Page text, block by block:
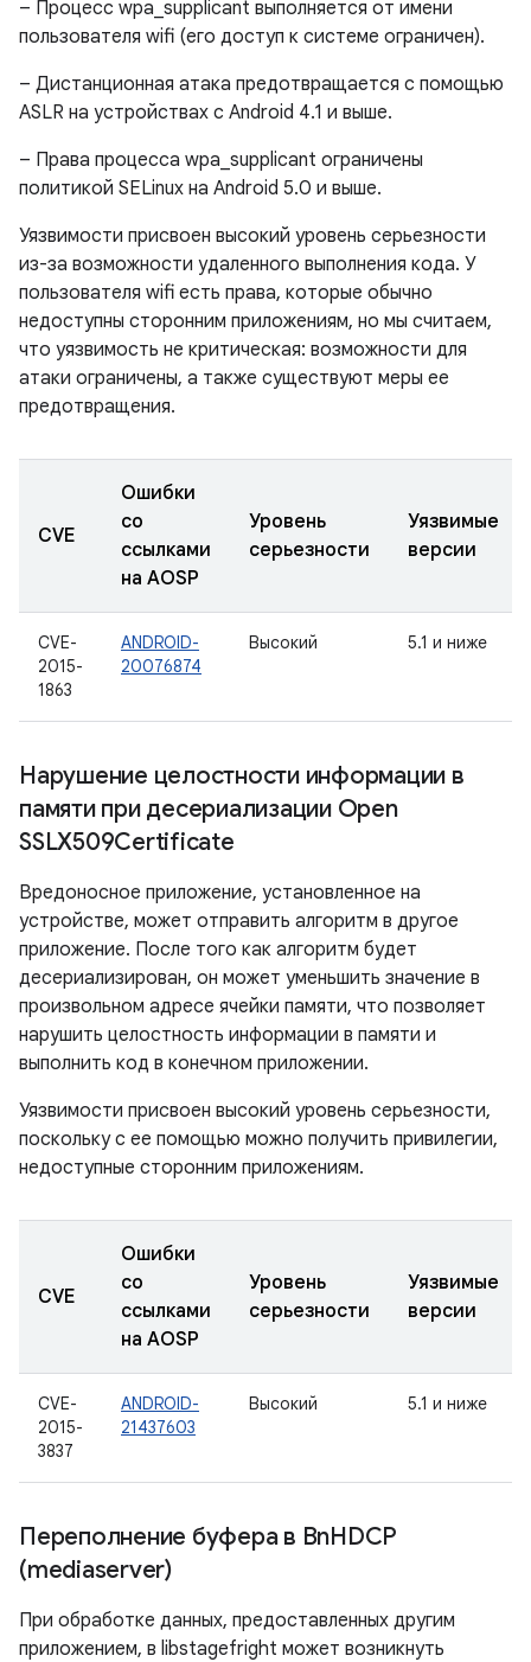
– Процесс wpa_supplicant выполняется от имени
пользователя wifi (его доступ к системе ограничен).
– Дистанционная атака предотвращается с помощью
ASLR на устройствах с Android 4.1 и выше.
– Права процесса wpa_supplicant ограничены
политикой SELinux на Android 5.0 и выше.
Уязвимости присвоен высокий уровень серьезности
из-за возможности удаленного выполнения кода. У
пользователя wifi есть права, которые обычно
недоступны сторонним приложениям, но мы считаем,
что уязвимость не критическая: возможности для
атаки ограничены, а также существуют меры ее
предотвращения.
CVE
Ошибки
со
ссылками
на AOSP
Уровень
серьезности
Уязвимые
версии
CVE-
2015-
1863
ANDROID-
20076874
Высокий 5.1 и ниже
Нарушение целостности информации в
памяти при десериализации Open
SSLX509Certificate
Вредоносное приложение, установленное на
устройстве, может отправить алгоритм в другое
приложение. После того как алгоритм будет
десериализирован, он может уменьшить значение в
произвольном адресе ячейки памяти, что позволяет
нарушить целостность информации в памяти и
выполнить код в конечном приложении.
Уязвимости присвоен высокий уровень серьезности,
поскольку с ее помощью можно получить привилегии,
недоступные сторонним приложениям.
CVE
Ошибки
со
ссылками
на AOSP
Уровень
серьезности
Уязвимые
версии
CVE-
2015-
3837
ANDROID-
21437603
Высокий 5.1 и ниже
Переполнение буфера в BnHDCP
(mediaserver)
При обработке данных, предоставленных другим
приложением, в libstagefright может возникнуть